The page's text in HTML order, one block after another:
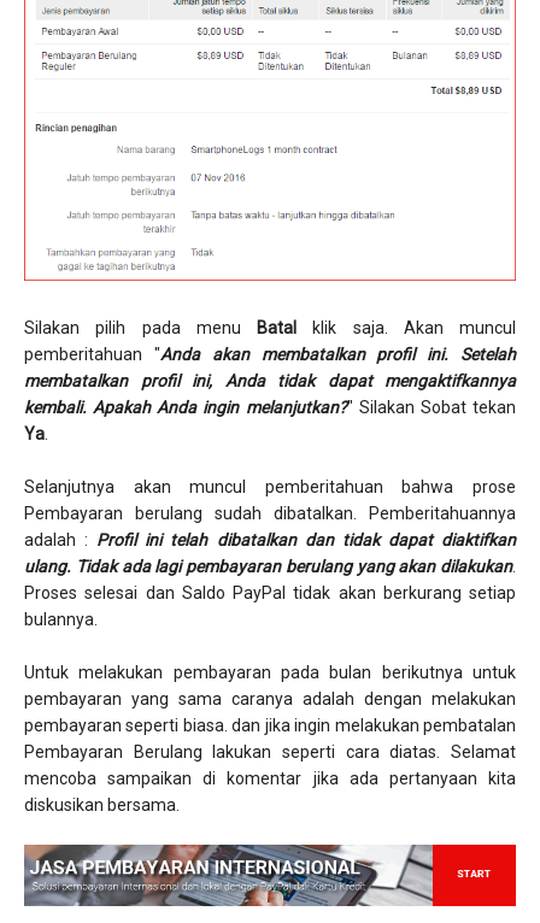
Silakan pilih pada menu Batal
klik saja. Akan muncul
pemberitahuan "Anda akan membatalkan profil ini. Setelah
membatalkan profil ini, Anda tidak dapat mengaktifkannya
kembali. Apakah Anda ingin melanjutkan?" Silakan Sobat tekan
Ya.
Selanjutnya akan muncul pemberitahuan bahwa prose
Pembayaran berulang sudah dibatalkan. Pemberitahuannya
adalah : Profil ini telah dibatalkan dan tidak dapat diaktifkan
ulang. Tidak ada lagi pembayaran berulang yang akan dilakukan.
Proses selesai dan Saldo PayPal tidak akan berkurang setiap
bulannya.
Untuk melakukan pembayaran pada bulan berikutnya untuk
pembayaran yang sama caranya adalah dengan melakukan
pembayaran seperti biasa. dan jika ingin melakukan pembatalan
Pembayaran Berulang lakukan seperti cara diatas. Selamat
mencoba sampaikan di komentar jika ada pertanyaan kita
diskusikan bersama.